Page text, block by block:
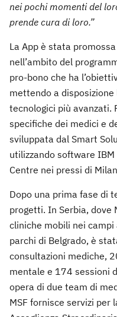
nei pochi momenti del
prende cura di loro.”
La App è stata
nell’ambito del
pro-bono che ha
mettendo a
tecnologici più avanzati.
specifiche dei medici e
sviluppata dal Smart
utilizzando software
Centre nei pressi di
Dopo una prima fase di
progetti. In Serbia, dove
cliniche mobili nei campi
parchi di Belgrado, è
consultazioni mediche,
mentale e 174 sessioni
opera di due team di
MSF fornisce servizi per